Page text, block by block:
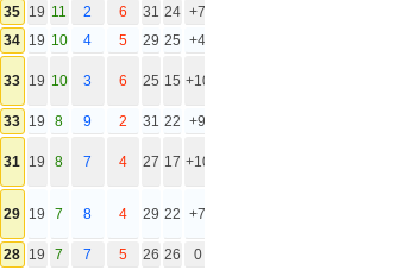
35 19 11 2 6 31 24 +7
34 19 10 4 5 29 25 +4
33 19 10 3 6 25 15 +10
33 19 8 9 2 31 22 +9
31 19 8 7 4 27 17 +10
29 19 7 8 4 29 22 +7
28 19 7 7 5 26 26
0